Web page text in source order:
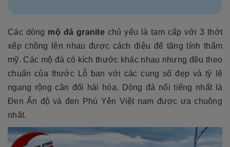
Các dòng mộ đá granitechủ yếu là tam cấp với 3 thớt
xếp chồng lên nhau được cách điệu để tăng tính thẩm
mỹ. Các mộ đá có kích thước khác nhau nhưng đều theo
chuẩn của thước Lỗ ban với các cung số đẹp và tỷ lệ
ngang rộng cân đối hài hòa. Dòng đá nổi tiếng nhất là
Đen Ấn độ và đen Phú Yên Việt nam được ưa chuộng
nhất.